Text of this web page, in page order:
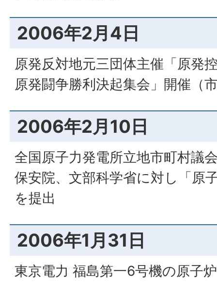
2006年2月4日
原発反対地元三団体主催「原発
原発闘争勝利決起集会」開催（
2006年2月10日
全国原子力発電所立地市町村議
保安院、文部科学省に対し「原
を提出
2006年1月31日
東京電力 福島第一6号機の原子